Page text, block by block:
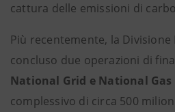
cattura delle emissioni di
Più recentemente, la Divisione
concluso due operazioni di
National Grid e National Gas
complessivo di circa 500